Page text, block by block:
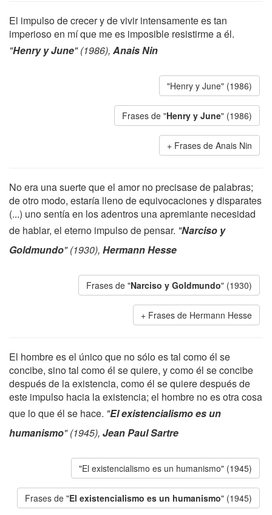
El impulso de crecer y de vivir intensamente es tan
imperioso en mí que me es imposible resistirme a él.
"Henry y June" (1986), Anais Nin
"Henry y June" (1986)
Frases de "Henry y June" (1986)
Frases de Anais Nin
No era una suerte que el amor no precisase de palabras;
de otro modo, estaría lleno de equivocaciones y disparates
(...) uno sentía en los adentros una apremiante necesidad
de hablar, el eterno impulso de pensar. "Narciso y
Goldmundo" (1930), Hermann Hesse
Frases de "Narciso y Goldmundo" (1930)
Frases de Hermann Hesse
El hombre es el único que no sólo es tal como él se
concibe, sino tal como él se quiere, y como él se concibe
después de la existencia, como él se quiere después de
este impulso hacia la existencia; el hombre no es otra cosa
que lo que él se hace. "El existencialismo es un
humanismo" (1945), Jean Paul Sartre
"El existencialismo es un humanismo" (1945)
Frases de "El existencialismo es un humanismo" (1945)